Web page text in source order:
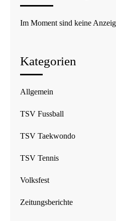
Im Moment sind keine
Kategorien
Allgemein
TSV Fussball
TSV Taekwondo
TSV Tennis
Volksfest
Zeitungsberichte